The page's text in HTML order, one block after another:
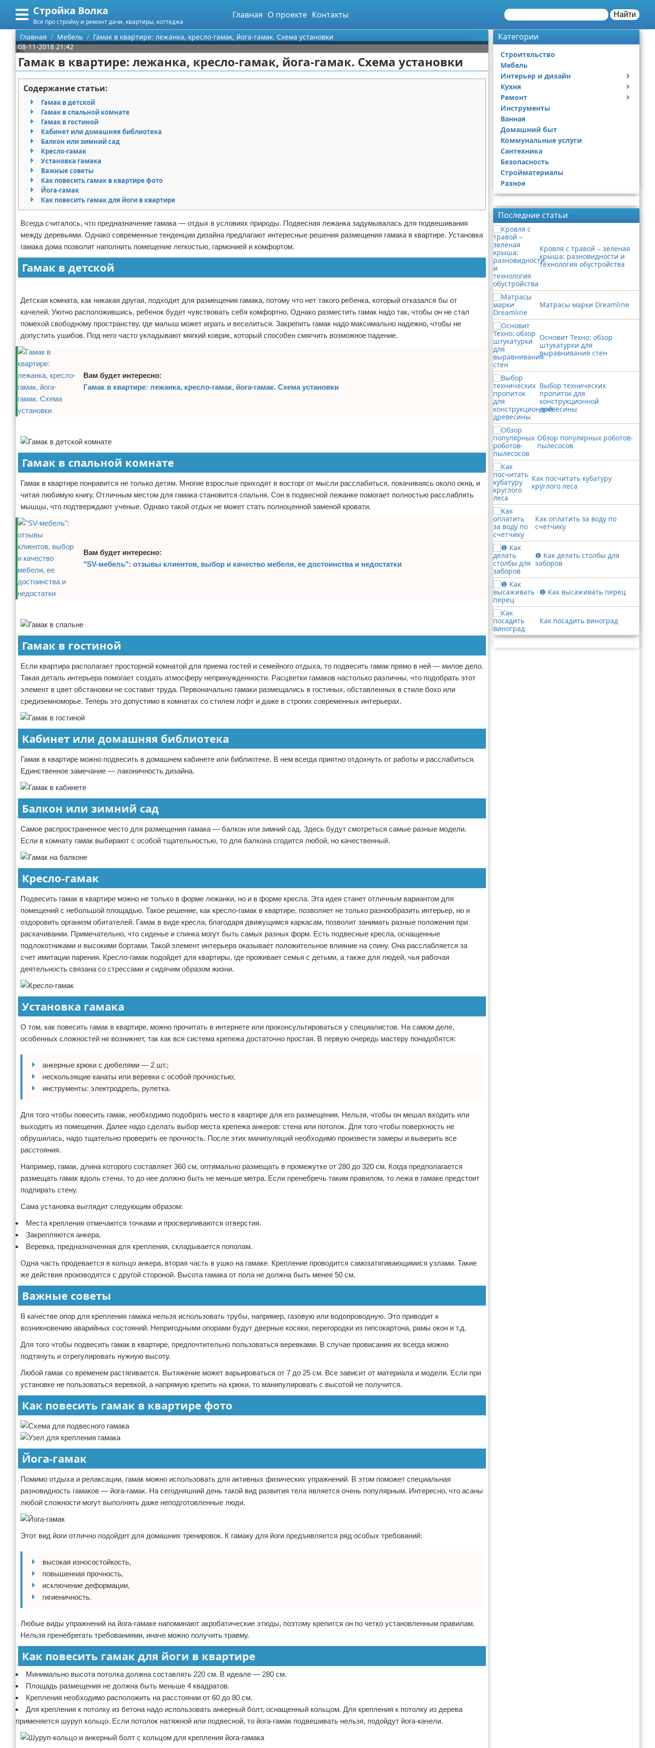
Стройка Волка
Все про стройку и ремонт дачи, квартиры, коттеджа
Главная О проекте Контакты Найти
Меню
Главная
Категории
Строительство
Мебель
Интерьер и дизайн
Дизайн дачи
Дизайн квартиры
Кухня
Посуда
Ремонт
Ремонт дачи
Ремонт квартиры
Инструменты
Ванная
Домашний быт
Коммунальные услуги
Сантехника
Безопасность
Стройматериалы
Разное
Поиск
О проекте
Контакты
Сотрудничество
Размещение рекламы
Для правообладателей
Условия предоставления информации
Отказ от ответственности
Главная Мебель
Гамак в квартире: лежанка, кресло-гамак, йога-гамак. Схема установки
08-11-2018 21:42
Гамак в квартире: лежанка, кресло-гамак, йога-гамак. Схема установки
Содержание статьи:
Гамак в детской
Гамак в спальной комнате
Гамак в гостиной
Кабинет или домашняя библиотека
Балкон или зимний сад
Кресло-гамак
Установка гамака
Важные советы
Как повесить гамак в квартире фото
Йога-гамак
Как повесить гамак для йоги в квартире
Всегда считалось, что предназначение гамака — отдых в условиях природы. Подвесная лежанка задумывалась для подвешивания
между деревьями. Однако современные тенденции дизайна предлагают интересные решения размещения гамака в квартире. Установка
гамака дома позволит наполнить помещение легкостью, гармонией и комфортом.
Гамак в детской
Детская комната, как никакая другая, подходит для размещения гамака, потому что нет такого ребенка, который отказался бы от
качелей. Уютно расположившись, ребенок будет чувствовать себя комфортно. Однако разместить гамак надо так, чтобы он не стал
помехой свободному пространству, где малыш может играть и веселиться. Закрепить гамак надо максимально надежно, чтобы не
допустить ушибов. Под него часто укладывают мягкий коврик, который способен смягчить возможное падение.
Вам будет интересно:
Гамак в квартире: лежанка, кресло-гамак, йога-гамак. Схема установки
Гамак в спальной комнате
Гамак в квартире понравится не только детям. Многие взрослые приходят в восторг от мысли расслабиться, покачиваясь около окна, и
читая любимую книгу. Отличным местом для гамака становится спальня. Сон в подвесной лежанке помогает полностью расслаблять
мышцы, что подтверждают ученые. Однако такой отдых не может стать полноценной заменой кровати.
Вам будет интересно:
"SV-мебель": отзывы клиентов, выбор и качество мебели, ее достоинства и недостатки
Гамак в гостиной
Если квартира располагает просторной комнатой для приема гостей и семейного отдыха, то подвесить гамак прямо в ней — милое дело.
Такая деталь интерьера помогает создать атмосферу непринужденности. Расцветки гамаков настолько различны, что подобрать этот
элемент в цвет обстановки не составит труда. Первоначально гамаки размещались в гостиных, обставленных в стиле бохо или
средиземноморье. Теперь это допустимо в комнатах со стилем лофт и даже в строгих современных интерьерах.
Кабинет или домашняя библиотека
Гамак в квартире можно подвесить в домашнем кабинете или библиотеке. В нем всегда приятно отдохнуть от работы и расслабиться.
Единственное замечание — лаконичность дизайна.
Балкон или зимний сад
Самое распространенное место для размещения гамака — балкон или зимний сад. Здесь будут смотреться самые разные модели.
Если в комнату гамак выбирают с особой тщательностью, то для балкона сгодится любой, но качественный.
Кресло-гамак
Подвесить гамак в квартире можно не только в форме лежанки, но и в форме кресла. Эта идея станет отличным вариантом для
помещений с небольшой площадью. Такое решение, как кресло-гамак в квартире, позволяет не только разнообразить интерьер, но и
оздоровить организм обитателей. Гамак в виде кресла, благодаря движущимся каркасам, позволит занимать разные положения при
раскачивании. Примечательно, что сиденье и спинка могут быть самых разных форм. Есть подвесные кресла, оснащенные
подлокотниками и высокими бортами. Такой элемент интерьера оказывает положительное влияние на спину. Она расслабляется за
счет имитации парения. Кресло-гамак подойдет для квартиры, где проживает семья с детьми, а также для людей, чья рабочая
деятельность связана со стрессами и сидячим образом жизни.
Установка гамака
О том, как повесить гамак в квартире, можно прочитать в интернете или проконсультироваться у специалистов. На самом деле,
особенных сложностей не возникнет, так как вся система крепежа достаточно простая. В первую очередь мастеру понадобятся:
анкерные крюки с дюбелями — 2 шт.;
нескользящие канаты или веревки с особой прочностью;
инструменты: электродрель, рулетка.
Для того чтобы повесить гамак, необходимо подобрать место в квартире для его размещения. Нельзя, чтобы он мешал входить или
выходить из помещения. Далее надо сделать выбор места крепежа анкеров: стена или потолок. Для того чтобы поверхность не
обрушилась, надо тщательно проверить ее прочность. После этих манипуляций необходимо произвести замеры и выверить все
расстояния.
Например, гамак, длина которого составляет 360 см, оптимально размещать в промежутке от 280 до 320 см. Когда предполагается
размещать гамак вдоль стены, то до нее должно быть не меньше метра. Если пренебречь таким правилом, то лежа в гамаке предстоит
подпирать стену.
Сама установка выглядит следующим образом:
Места крепления отмечаются точками и просверливаются отверстия.
Закрепляются анкера.
Веревка, предназначенная для крепления, складывается пополам.
Одна часть продевается в кольцо анкера, вторая часть в ушко на гамаке. Крепление проводится самозатягивающимися узлами. Такие
же действия производятся с другой стороной. Высота гамака от пола не должна быть менее 50 см.
Важные советы
В качестве опор для крепления гамака нельзя использовать трубы, например, газовую или водопроводную. Это приводит к
возникновению аварийных состояний. Непригодными опорами будут дверные косяки, перегородки из гипсокартона, рамы окон и т.д.
Для того чтобы подвесить гамак в квартире, предпочтительно пользоваться веревками. В случае провисания их всегда можно
подтянуть и отрегулировать нужную высоту.
Любой гамак со временем растягивается. Вытяжение может варьироваться от 7 до 25 см. Все зависит от материала и модели. Если при
установке не пользоваться веревкой, а напрямую крепить на крюки, то манипулировать с высотой не получится.
Как повесить гамак в квартире фото
Йога-гамак
Помимо отдыха и релаксации, гамак можно использовать для активных физических упражнений. В этом поможет специальная
разновидность гамаков — йога-гамак. На сегодняшний день такой вид развития тела является очень популярным. Интересно, что асаны
любой сложности могут выполнять даже неподготовленные люди.
Этот вид йоги отлично подойдет для домашних тренировок. К гамаку для йоги предъявляется ряд особых требований:
высокая износостойкость,
повышенная прочность,
исключение деформации,
гигиеничность.
Любые виды упражнений на йога-гамаке напоминают акробатические этюды, поэтому крепится он по четко установленным правилам.
Нельзя пренебрегать требованиями, иначе можно получить травму.
Как повесить гамак для йоги в квартире
Минимально высота потолка должна составлять 220 см. В идеале — 280 см.
Площадь размещения не должна быть меньше 4 квадратов.
Крепления необходимо расположить на расстоянии от 60 до 80 см.
Для крепления к потолку из бетона надо использовать анкерный болт, оснащенный кольцом. Для крепления к потолку из дерева
применяется шуруп кольцо. Если потолок натяжной или подвесной, то йога-гамак подвешивать нельзя, подойдут йога-качели.
Категории
Строительство
Мебель
Интерьер и дизайн
Дизайн дачи
Дизайн квартиры
Кухня
Посуда
Ремонт
Ремонт дачи
Ремонт квартиры
Инструменты
Ванная
Домашний быт
Коммунальные услуги
Сантехника
Безопасность
Стройматериалы
Разное
Последние статьи
Кровля с травой − зеленая
крыша: разновидности и
технология обустройства
Матрасы марки Dreamline
Основит Техно: обзор
штукатурки для
выравнивания стен
Выбор технических
пропиток для
конструкционной
древесины
Обзор популярных роботов-
пылесосов
Как посчитать кубатуру
круглого леса
Как оплатить за воду по
счетчику
❶ Как делать столбы для
заборов
❶ Как высаживать перец
Как посадить виноград